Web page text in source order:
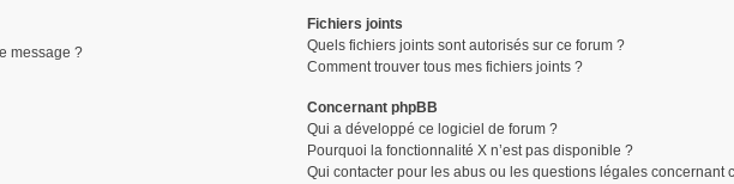
message ?
Fichiers joints
Quels fichiers joints sont autorisés sur ce forum ?
Comment trouver tous mes fichiers joints ?
Concernant phpBB
Qui a développé ce logiciel de forum ?
Pourquoi la fonctionnalité X n’est pas disponible ?
Qui contacter pour les abus ou les questions légales concernant